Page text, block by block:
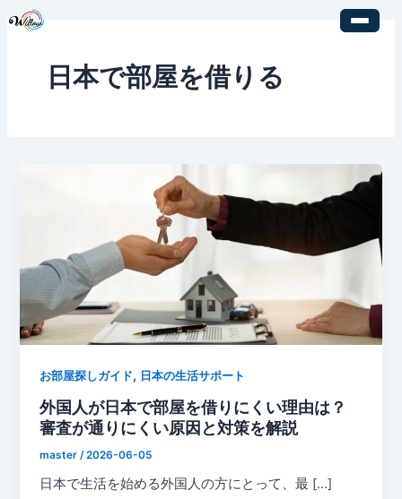
日本で部屋を借りる
お部屋探しガイド, 日本の生活サポート
外国人が日本で部屋を借りにくい理由は？
審査が通りにくい原因と対策を解説
master /2026-06-05
日本で生活を始める外国人の方にとって、最 […]